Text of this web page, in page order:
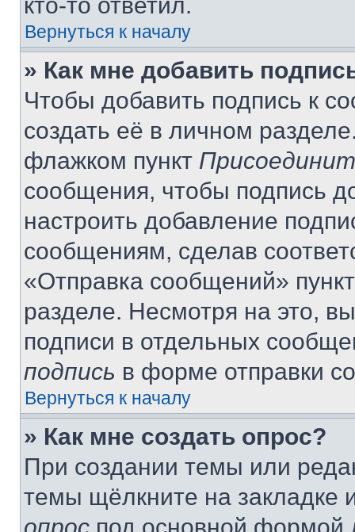
Вернуться к началу
» Как мне добавить
Чтобы добавить подпись к
создать её в личном
флажком пункт
сообщения, чтобы подпись
настроить добавление
сообщениям, сделав
«Отправка сообщений»
разделе. Несмотря на это,
подписи в отдельных
подпись в форме отправки
Вернуться к началу
» Как мне создать опрос?
При создании темы или
темы щёлкните на